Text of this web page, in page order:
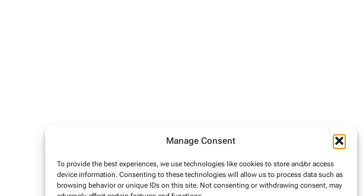
Manage Consent
To provide the best experiences, we use technologies like cookies to store and/or access
device information. Consenting to these technologies will allow us to process data such as
browsing behavior or unique IDs on this site. Not consenting or withdrawing consent, may